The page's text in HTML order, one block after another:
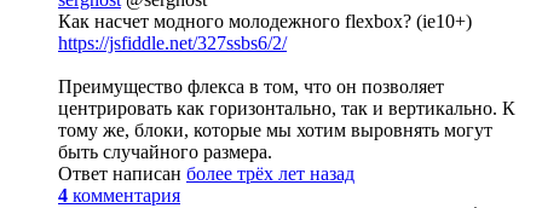
Как насчет модного молодежного flexbox? (ie10+)
https://jsfiddle.net/327ssbs6/2/
Преимущество флекса в том, что он позволяет
центрировать как горизонтально, так и вертикально. К
тому же, блоки, которые мы хотим выровнять могут
быть случайного размера.
Ответ написан более трёх лет назад
4 комментария